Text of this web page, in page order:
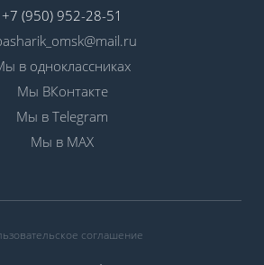
+7 (950) 952-28-51
в одноклассниках
Мы ВКонтакте
Мы в Telegram
Мы в MAX
соглашение